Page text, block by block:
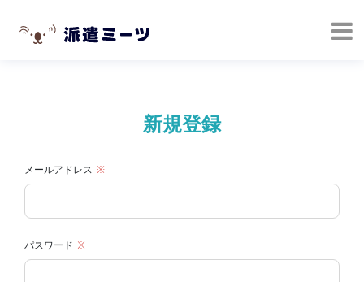
新規登録
メールアドレス
パスワード